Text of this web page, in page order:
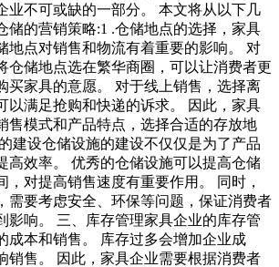
业不可或缺的一部分。 本文将从以下几
储的营销策略:1 .仓储地点的选择，家具
地点对销售和物流有着重要的影响。 对
仓储地点选在繁华商圈，可以让消费者更
买家具的意愿。 对于线上销售，选择离
以满足抢购和快递的诉求。 因此，家具
售模式和产品特点，选择合适的存放地
建设仓储设施的建设不仅仅是为了产品
高效率。 优秀的仓储设施可以提高仓储
，对提高销售速度有重要作用。 同时，
需要考虑安全、环保等问题，保证消费者
影响。 三、库存管理家具企业的库存管
成本和销售。 库存过多会增加企业成
销售。 因此，家具企业需要根据消费者